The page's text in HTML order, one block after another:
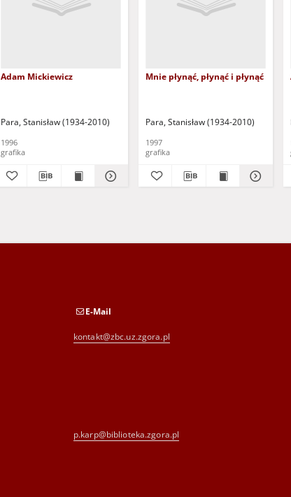
Adam Mickiewicz
Para, Stanisław (1934-2010)
1996
grafika
Mnie płynąć, płynąć i płynąć
Para, Stanisław (1934-2010)
1997
grafika
E-Mail
kontakt@zbc.uz.zgora.pl
p.karp@biblioteka.zgora.pl